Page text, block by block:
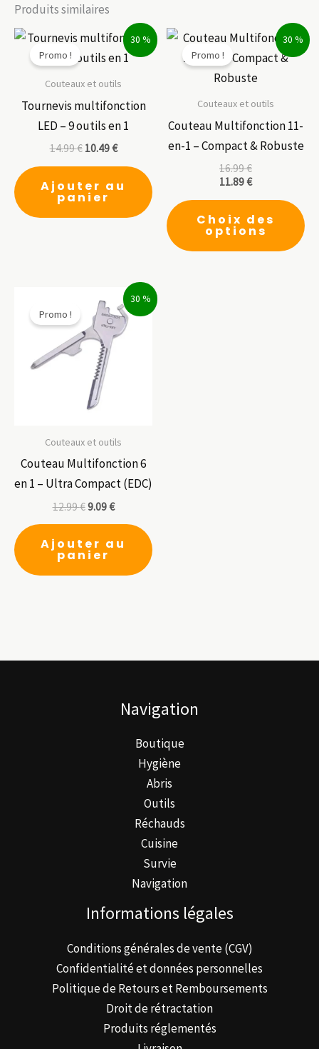
Produits similaires
30 %
Promo !
Couteaux et outils
Tournevis multifonction
LED – 9 outils en 1
14.99€ 10.49€
Ajouter au
panier
30 %
Promo !
Couteaux et outils
Couteau Multifonction 11-
en-1 – Compact & Robuste
16.99€
11.89€
Choix des
options
30 %
Promo !
Couteaux et outils
Couteau Multifonction 6
en 1 – Ultra Compact (EDC)
12.99€9.09€
Ajouter au
panier
Navigation
Boutique
Hygiène
Abris
Outils
Réchauds
Cuisine
Survie
Navigation
Informations légales
Conditions générales de vente (CGV)
Confidentialité et données personnelles
Politique de Retours et Remboursements
Droit de rétractation
Produits réglementés